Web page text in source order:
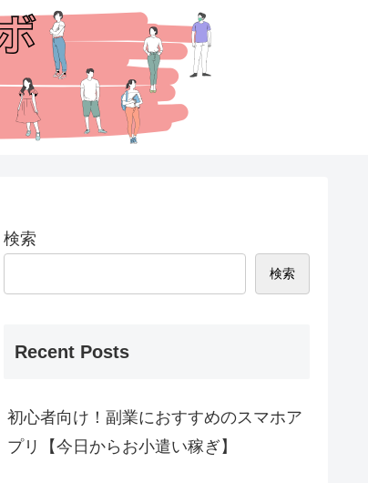
検索
検索
Recent Posts
初心者向け！副業におすすめのスマホア
プリ【今日からお小遣い稼ぎ】